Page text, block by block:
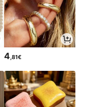
4 ,81€